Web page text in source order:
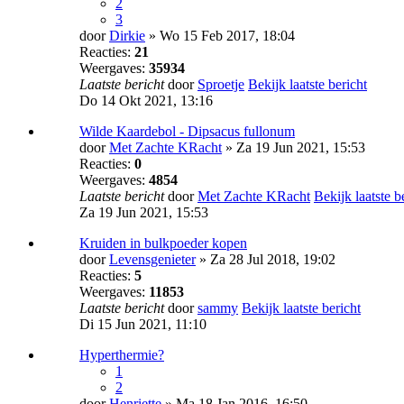
3
doorDirkie » Wo 15 Feb 2017, 18:04
Reacties: 21
Weergaves: 35934
Laatste berichtdoor Sproetje Bekijk laatste bericht
Do 14 Okt 2021, 13:16
Wilde Kaardebol - Dipsacus fullonum
doorMet Zachte KRacht » Za 19 Jun 2021, 15:53
Reacties: 0
Weergaves: 4854
Laatste berichtdoorMet Zachte KRacht Bekijk laatste
Za 19 Jun 2021, 15:53
Kruiden in bulkpoeder kopen
doorLevensgenieter» Za 28 Jul 2018, 19:02
Reacties: 5
Weergaves: 11853
Laatste berichtdoorsammy Bekijk laatste bericht
Di 15 Jun 2021, 11:10
Hyperthermie?
1
2